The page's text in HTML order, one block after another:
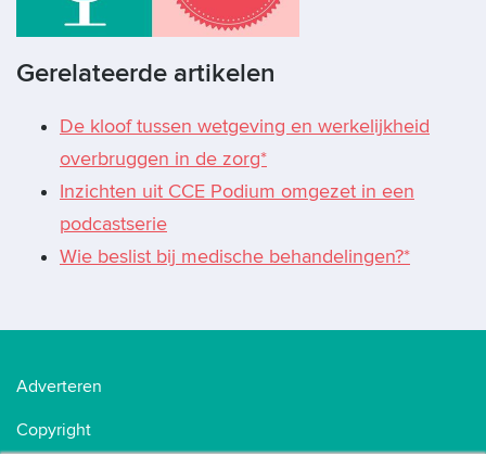
Gerelateerde artikelen
De kloof tussen wetgeving en werkelijkheid
overbruggen in de zorg*
Inzichten uit CCE Podium omgezet in een
podcastserie
Wie beslist bij medische behandelingen?*
Adverteren
Copyright